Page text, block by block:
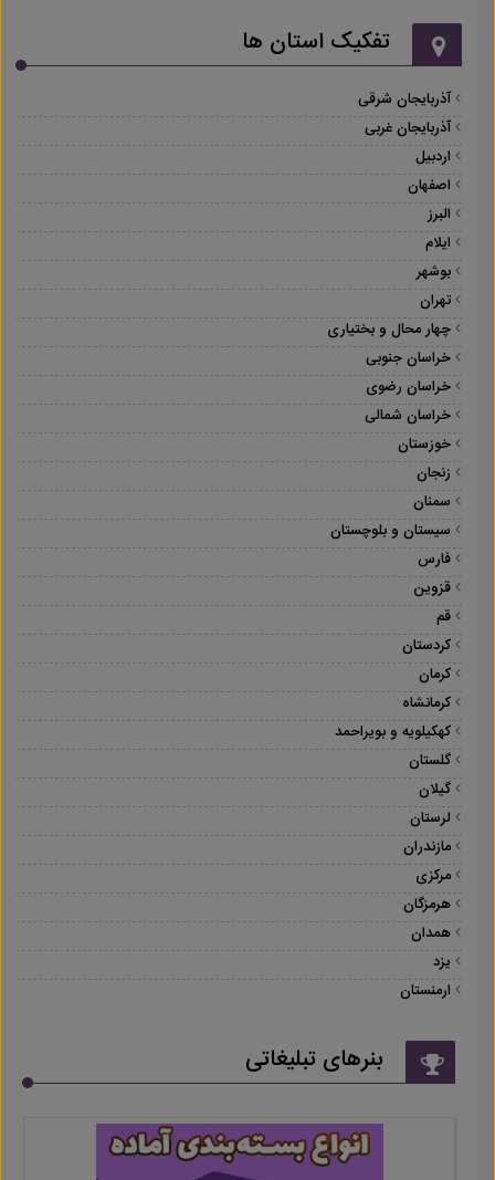
تفکیک استان ها
آذربایجان شرقی
آذربایجان غربی
اردبیل
اصفهان
البرز
ایلام
بوشهر
تهران
چهار محال و بختیاری
خراسان جنوبی
خراسان رضوی
خراسان شمالی
خوزستان
زنجان
سمنان
سیستان و بلوچستان
فارس
قزوین
قم
کردستان
کرمان
کرمانشاه
کهکیلویه و بویراحمد
گلستان
گیلان
لرستان
مازندران
مرکزی
هرمزگان
همدان
یزد
ارمنستان
بنرهای تبلیغاتی